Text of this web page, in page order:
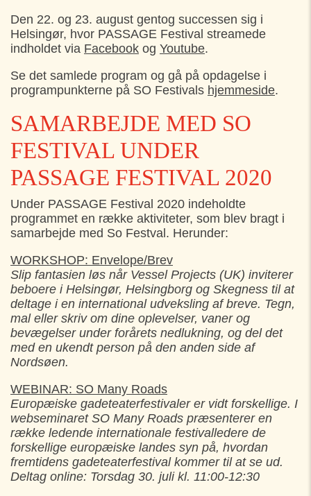
Den 22. og 23. august gentog successen sig i
Helsingør, hvor PASSAGE Festival streamede
indholdet via Facebook og Youtube.
Se det samlede program og gå på opdagelse i
programpunkterne på SO Festivals hjemmeside.
SAMARBEJDE MED SO
FESTIVAL UNDER
PASSAGE FESTIVAL 2020
Under PASSAGE Festival 2020 indeholdte
programmet en række aktiviteter, som blev bragt i
samarbejde med So Festval. Herunder:
WORKSHOP: Envelope/Brev
Slip fantasien løs når Vessel Projects (UK) inviterer
beboere i Helsingør, Helsingborg og Skegness til at
deltage i en international udveksling af breve. Tegn,
mal eller skriv om dine oplevelser, vaner og
bevægelser under forårets nedlukning, og del det
med en ukendt person på den anden side af
Nordsøen.
WEBINAR: SO Many Roads
Europæiske gadeteaterfestivaler er vidt forskellige. I
webseminaret SO Many Roads præsenterer en
række ledende internationale festivalledere de
forskellige europæiske landes syn på, hvordan
fremtidens gadeteaterfestival kommer til at se ud.
Deltag online: Torsdag 30. juli kl. 11:00-12:30